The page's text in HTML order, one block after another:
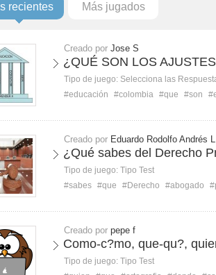
recientes Más jugados
Creado por Jose S
¿QUÉ SON LOS
Tipo de juego: Selecciona las
#educación
#colombia #que #son
Creado por Eduardo Rodolfo Andrés L
¿Qué sabes del Derecho
Tipo de juego: Tipo Test
#sabes #que #Derecho #abogado
Creado por pepe f
Como-c?mo, que-qu?,
Tipo de juego: Tipo Test